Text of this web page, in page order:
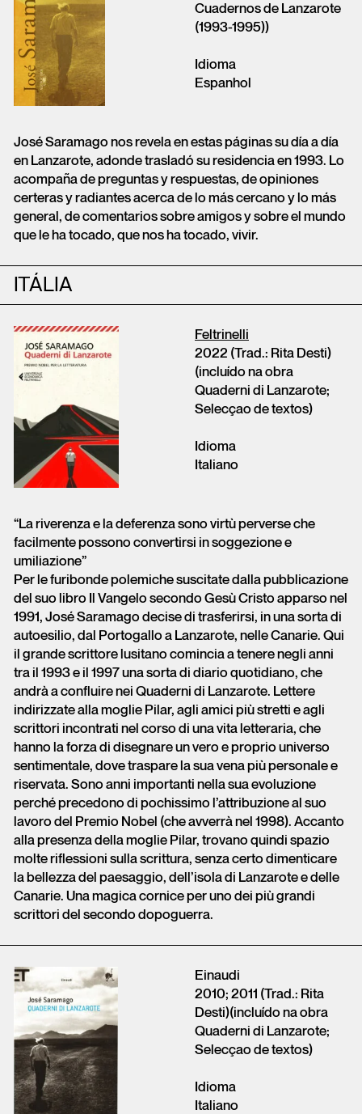
Cuadernos de Lanzarote
(1993-1995))
Idioma
Espanhol
José Saramago nos revela en estas páginas su día a día
en Lanzarote, adonde trasladó su residencia en 1993. Lo
acompaña de preguntas y respuestas, de opiniones
certeras y radiantes acerca de lo más cercano y lo más
general, de comentarios sobre amigos y sobre el mundo
que le ha tocado, que nos ha tocado, vivir.
ITÁLIA
Feltrinelli
2022 (Trad.: Rita Desti)
(incluído na obra
Quaderni di Lanzarote;
Selecçao de textos)
Idioma
Italiano
“La riverenza e la deferenza sono virtù perverse che
facilmente possono convertirsi in soggezione e
umiliazione”
Per le furibonde polemiche suscitate dalla pubblicazione
del suo libro Il Vangelo secondo Gesù Cristo apparso nel
1991, José Saramago decise di trasferirsi, in una sorta di
autoesilio, dal Portogallo a Lanzarote, nelle Canarie. Qui
il grande scrittore lusitano comincia a tenere negli anni
tra il 1993 e il 1997 una sorta di diario quotidiano, che
andrà a confluire nei Quaderni di Lanzarote. Lettere
indirizzate alla moglie Pilar, agli amici più stretti e agli
scrittori incontrati nel corso di una vita letteraria, che
hanno la forza di disegnare un vero e proprio universo
sentimentale, dove traspare la sua vena più personale e
riservata. Sono anni importanti nella sua evoluzione
perché precedono di pochissimo l’attribuzione al suo
lavoro del Premio Nobel (che avverrà nel 1998). Accanto
alla presenza della moglie Pilar, trovano quindi spazio
molte riflessioni sulla scrittura, senza certo dimenticare
la bellezza del paesaggio, dell’isola di Lanzarote e delle
Canarie. Una magica cornice per uno dei più grandi
scrittori del secondo dopoguerra.
Einaudi
2010; 2011 (Trad.: Rita
Desti)(incluído na obra
Quaderni di Lanzarote;
Selecçao de textos)
Idioma
Italiano